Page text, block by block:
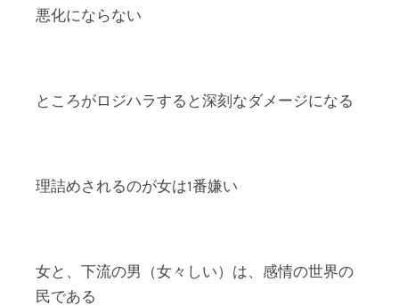
悪化にならない
ところがロジハラすると深刻なダメージになる
理詰めされるのが女は1番嫌い
女と、下流の男（女々しい）は、感情の世界の
民である